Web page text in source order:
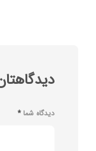
دیدگاه شما*